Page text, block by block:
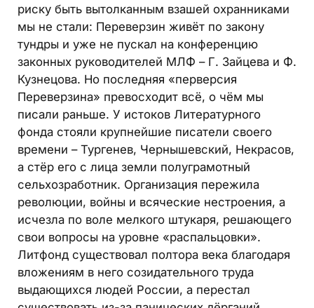
риску быть вытолканным взашей охранниками
мы не стали: Переверзин живёт по закону
тундры и уже не пускал на конференцию
законных руководителей МЛФ – Г. Зайцева и Ф.
Кузнецова. Но последняя «перверсия
Переверзина» превосходит всё, о чём мы
писали раньше. У истоков Литературного
фонда стояли крупнейшие писатели своего
времени – Тургенев, Чернышевский, Некрасов,
а стёр его с лица земли полуграмотный
сельхозработник. Организация пережила
революции, войны и всяческие нестроения, а
исчезла по воле мелкого штукаря, решающего
свои вопросы на уровне «распальцовки».
Литфонд существовал полтора века благодаря
вложениям в него созидательного труда
выдающихся людей России, а перестал